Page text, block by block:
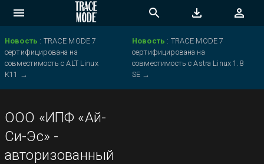
Новость : TRACE MODE 7
сертифицирована на
совместимость с ALT Linux
K11 →
Новость : TRACE MODE 7
сертифицирована на
совместимость с Astra Linux 1.8
SE →
ООО «ИПФ «Ай-
Си-Эс» -
авторизованный